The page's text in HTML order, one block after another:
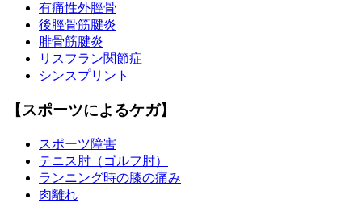
有痛性外脛骨
後脛骨筋腱炎
腓骨筋腱炎
リスフラン関節症
シンスプリント
【スポーツによるケガ】
スポーツ障害
テニス肘（ゴルフ肘）
ランニング時の膝の痛み
肉離れ